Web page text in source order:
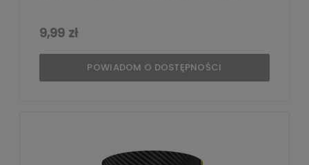
9,99 zł
POWIADOM O DOSTĘPNOŚCI